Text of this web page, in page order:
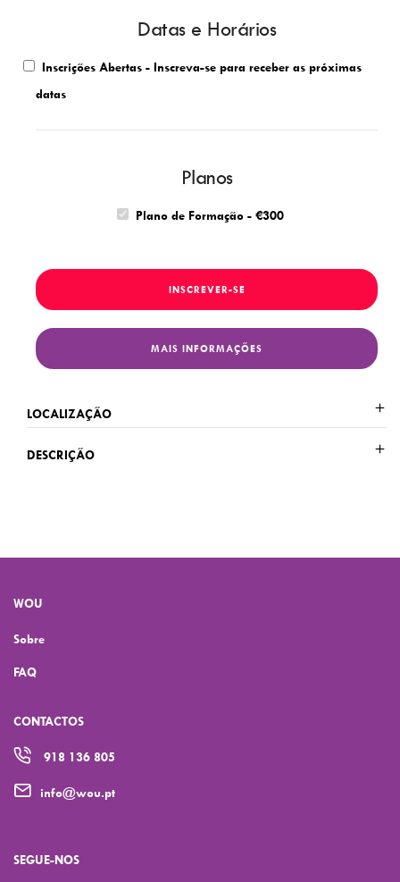
Datas e Horários
Inscrições Abertas - Inscreva-se para receber as próximas
datas
Planos
Plano de Formação - €300
INSCREVER-SE
MAIS INFORMAÇÕES
LOCALIZAÇÃO
DESCRIÇÃO
WOU
Sobre
FAQ
CONTACTOS
918 136 805
info@wou.pt
SEGUE-NOS